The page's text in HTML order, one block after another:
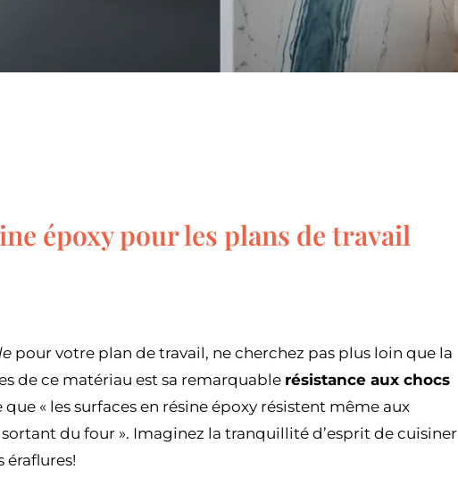
époxy pour les plans de travail
pour votre plan de travail, ne cherchez pas plus loin que la
de ce matériau est sa remarquable résistance aux chocs
« les surfaces en résine époxy résistent même aux
du four ». Imaginez la tranquillité d’esprit de cuisiner
éraflures!